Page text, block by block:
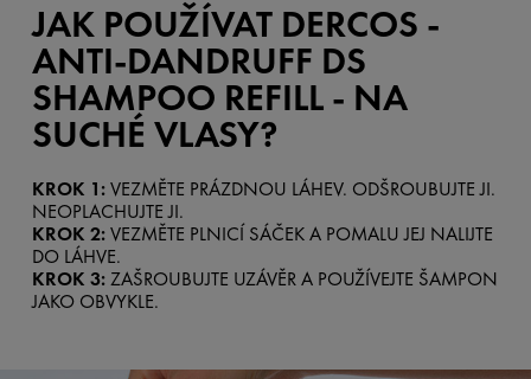
JAK POUŽÍVAT DERCOS -
ANTI-DANDRUFF DS
SHAMPOO REFILL - NA
SUCHÉ VLASY?
KROK 1:VEZMĚTE PRÁZDNOU LÁHEV. ODŠROUBUJTE JI.
NEOPLACHUJTE JI.
KROK 2:VEZMĚTE PLNICÍ SÁČEK A POMALU JEJ NALIJTE
DO LÁHVE.
KROK 3:ZAŠROUBUJTE UZÁVĚR A POUŽÍVEJTE ŠAMPON
JAKO OBVYKLE.